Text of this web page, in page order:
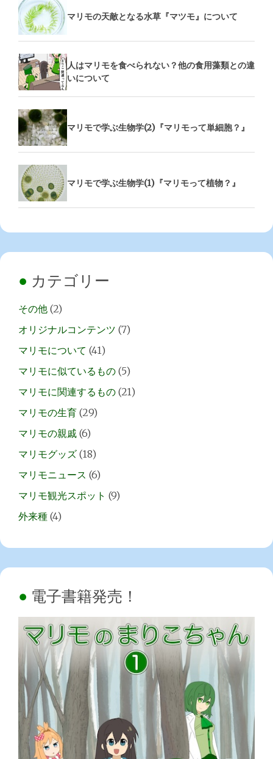
マリモの天敵となる水草『マツモ』について
人はマリモを食べられない？他の食用藻類との違
いについて
マリモで学ぶ生物学(2)『マリモって単細胞？』
マリモで学ぶ生物学(1)『マリモって植物？』
カテゴリー
その他 (2)
オリジナルコンテンツ (7)
マリモについて (41)
マリモに似ているもの (5)
マリモに関連するもの (21)
マリモの生育 (29)
マリモの親戚 (6)
マリモグッズ (18)
マリモニュース (6)
マリモ観光スポット (9)
外来種 (4)
電子書籍発売！